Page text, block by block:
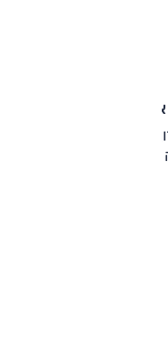
אלגוב
אחד בולט ביחס
לשבעה מושבים.